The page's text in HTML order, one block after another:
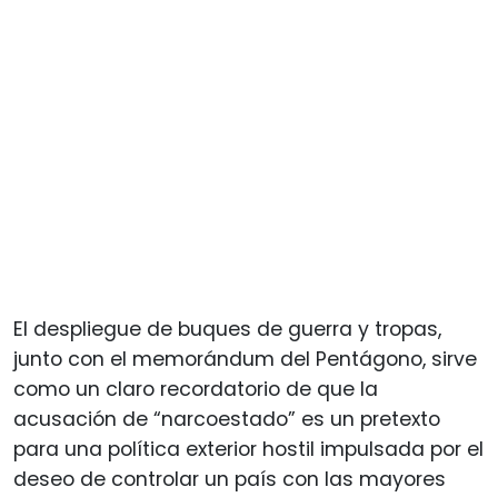
El despliegue de buques de guerra y tropas,
junto con el memorándum del Pentágono, sirve
como un claro recordatorio de que la
acusación de “narcoestado” es un pretexto
para una política exterior hostil impulsada por el
deseo de controlar un país con las mayores